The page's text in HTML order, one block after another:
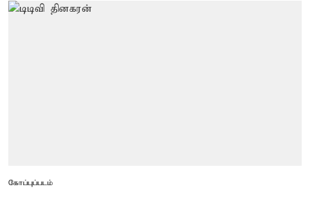
கோப்புப்படம்